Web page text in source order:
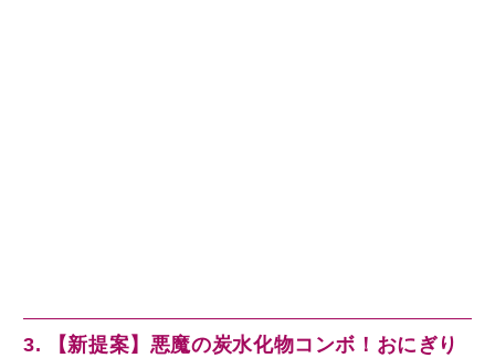
3. 【新提案】悪魔の炭水化物コンボ！おにぎり